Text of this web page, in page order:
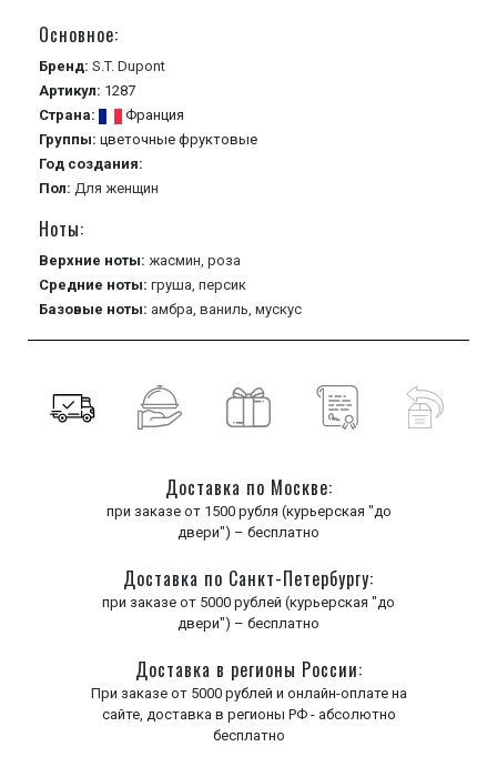
Основное:
Бренд: S.T. Dupont
Артикул: 1287
Страна:
Франция
Группы: цветочные фруктовые
Год создания:
Пол: Для женщин
Ноты:
Верхние ноты: жасмин, роза
Средние ноты: груша, персик
Базовые ноты: амбра, ваниль, мускус
Доставка по Москве:
при заказе от 1500 рубля (курьерская "до
двери") – бесплатно
Доставка по Санкт-Петербургу:
при заказе от 5000 рублей (курьерская "до
двери") – бесплатно
Доставка в регионы России:
При заказе от 5000 рублей и онлайн-оплате на
сайте, доставка в регионы РФ - абсолютно
бесплатно